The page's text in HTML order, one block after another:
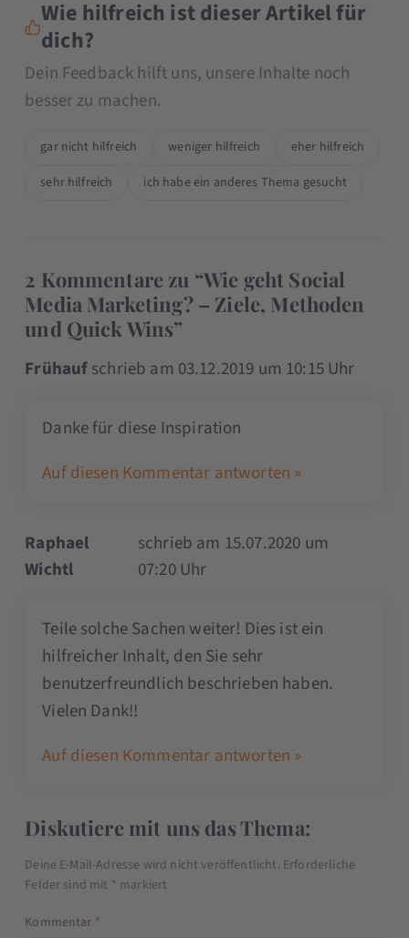
Wie hilfreich ist dieser Artikel für
dich?
Dein Feedback hilft uns, unsere Inhalte noch
besser zu machen.
gar nicht hilfreich weniger hilfreich
eher hilfreich
sehr hilfreich
ich habe ein anderes Thema gesucht
2 Kommentare zu “Wie geht Social
Media Marketing? – Ziele, Methoden
und Quick Wins”
Frühauf schrieb am 03.12.2019 um 10:15 Uhr
Danke für diese Inspiration
Auf diesen Kommentar antworten »
Raphael
Wichtl
schrieb am 15.07.2020 um
07:20 Uhr
Teile solche Sachen weiter! Dies ist ein
hilfreicher Inhalt, den Sie sehr
benutzerfreundlich beschrieben haben.
Vielen Dank!!
Auf diesen Kommentar antworten »
Diskutiere mit uns das Thema:
Deine E-Mail-Adresse wird nicht veröffentlicht. Erforderliche
Felder sind mit * markiert
Kommentar *